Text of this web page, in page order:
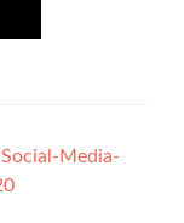
Media-